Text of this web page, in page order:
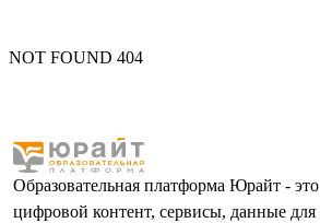
NOT FOUND 404
Образовательная платформа Юрайт - это
цифровой контент, сервисы, данные для